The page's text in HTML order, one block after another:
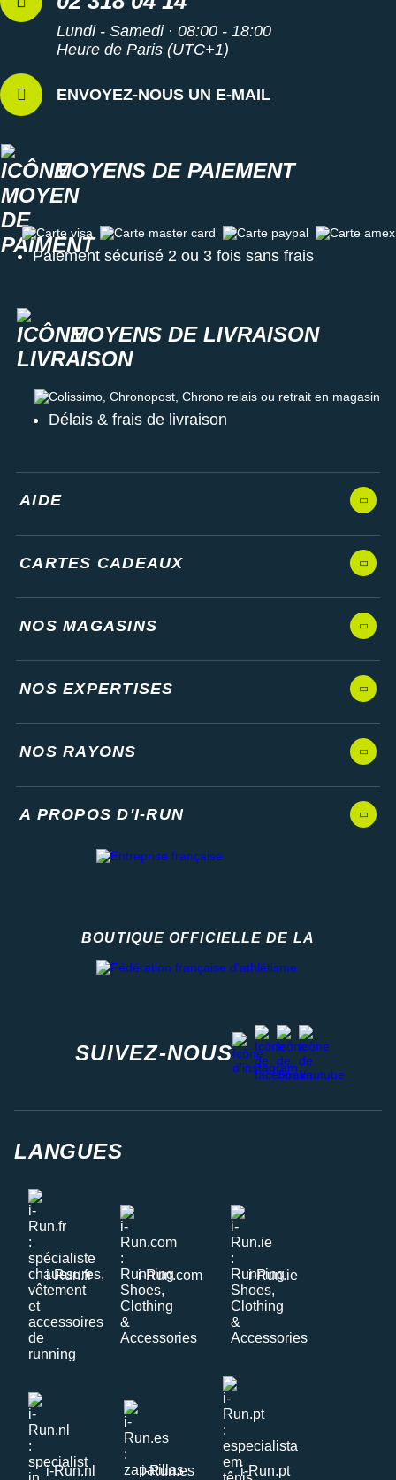
Lundi - Samedi · 08:00 - 18:00
Heure de Paris (UTC+1)
ENVOYEZ-NOUS UN E-MAIL
MOYENS DE PAIEMENT
Carte visa Carte master card Carte paypal Carte amex
Paiement sécurisé 2 ou 3 fois sans frais
MOYENS DE LIVRAISON
Colissimo, Chronopost, Chrono relais ou retrait en magasin
Délais & frais de livraison
AIDE
CARTES CADEAUX
NOS MAGASINS
NOS EXPERTISES
NOS RAYONS
A PROPOS D'I-RUN
BOUTIQUE OFFICIELLE DE LA
SUIVEZ-NOUS
instagram
facebook
stravayoutube
LANGUES
i-Run.fr i-Run.com i-Run.ie
i-Run.nl i-Run.es i-Run.pt